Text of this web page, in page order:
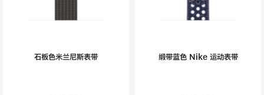
石板色米兰尼斯表带 缎带蓝色 Nike 运动表带